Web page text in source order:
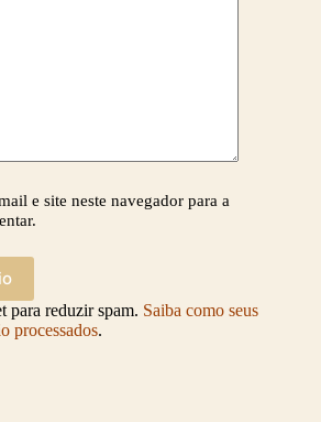
e site neste navegador para a
para reduzir spam. Saiba como seus
processados.